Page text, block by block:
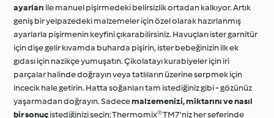
ayarları ile manuel pişirmedeki belirsizlik ortadan kalkıyor. Artık
geniş bir yelpazedeki malzemeler için özel olarak hazırlanmış
ayarlarla pişirmenin keyfini çıkarabilirsiniz. Havuçları ister garnitür
için dişe gelir kıvamda buharda pişirin, ister bebeğinizin ilk ek
gıdası için nazikçe yumuşatın. Çikolatayı kurabiyeler için iri
parçalar halinde doğrayın veya tatlıların üzerine serpmek için
incecik hale getirin. Hatta soğanları tam istediğiniz gibi - gözünüz
yaşarmadan doğrayın. Sadecemalzemenizi, miktarını ve nasıl
bir sonuçistediğinizi seçin; Thermomix® TM7'niz her seferinde